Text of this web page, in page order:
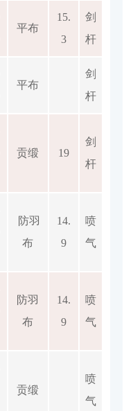
平布
15.
3
剑
杆
平布
剑
杆
贡缎 19
剑
杆
防羽
布
14.
9
喷
气
防羽
布
14.
9
喷
气
贡缎
喷
气